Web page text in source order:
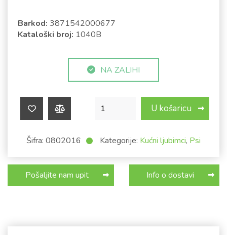
Barkod: 3871542000677
Kataloški broj: 1040B
NA ZALIHI
Ogrlica za psa @ 3cm - opšivena -
U košaricu
Šifra: 0802016 Kategorije: Kućni ljubimci, Psi
Pošaljite nam upit Info o dostavi